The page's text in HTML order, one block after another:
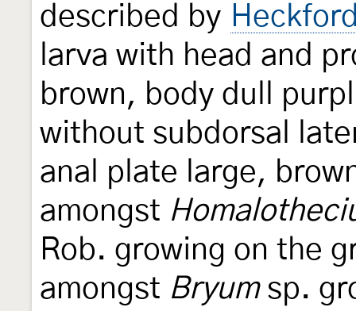
described by
larva with head and
brown, body dull
without subdorsal
anal plate large,
amongst
Rob. growing on the
amongst Bryumsp.